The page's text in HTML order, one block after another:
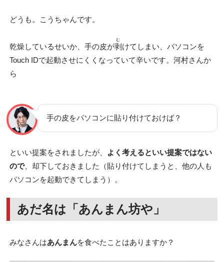
どうも。こうちゃんです。
乾燥しているせいか、手の皮が剥
む
けてしまい、パソコンを
Touch IDで起動させにくくなっていて辛いです。河村さんか
ら
手の皮をパソコンに貼り付けておけば？
といい提案をされましたが、
よく考えるといい提案ではない
ので、却下しておきました（貼り付けてしまうと、他の人も
パソコンを起動できてしまう）。
あだ名は「あんまん坊や」
みなさんはあんまんを食べたことはありますか？